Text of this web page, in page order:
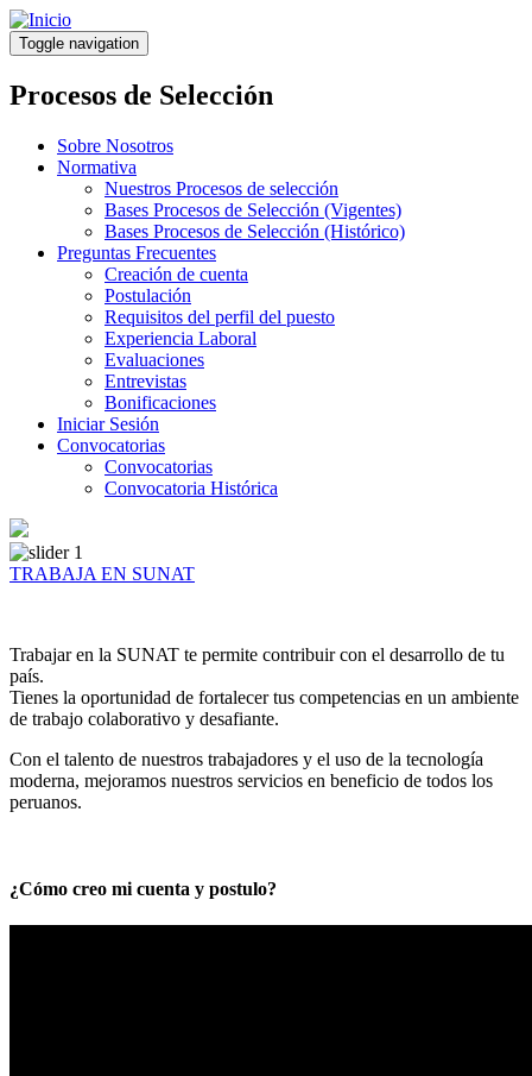
Pasar
al
contenido
principal
Toggle navigation
Procesos de Selección
Sobre Nosotros
Normativa
Nuestros Procesos de selección
Bases Procesos de Selección (Vigentes)
Bases Procesos de Selección (Histórico)
Preguntas Frecuentes
Creación de cuenta
Postulación
Requisitos del perfil del puesto
Experiencia Laboral
Evaluaciones
Entrevistas
Bonificaciones
Iniciar Sesión
Convocatorias
Convocatorias
Convocatoria Histórica
TRABAJA EN SUNAT
Trabajar en la SUNAT te permite contribuir con el desarrollo de tu
país.
Tienes la oportunidad de fortalecer tus competencias en un ambiente
de trabajo colaborativo y desafiante.
Con el talento de nuestros trabajadores y el uso de la tecnología
moderna, mejoramos nuestros servicios en beneficio de todos los
peruanos.
¿Cómo creo mi cuenta y postulo?